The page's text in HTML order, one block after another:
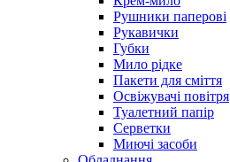
Рушники паперові
Рукавички
Губки
Мило рідке
Пакети для сміття
Освіжувачі повітря
Туалетний папір
Серветки
Миючі засоби